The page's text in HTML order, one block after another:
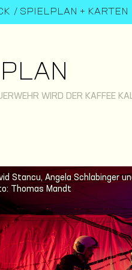
SPIELPLAN + KARTEN
WIRD DER KAFFEE
Stancu, Angela Schlabinger
Thomas Mandt